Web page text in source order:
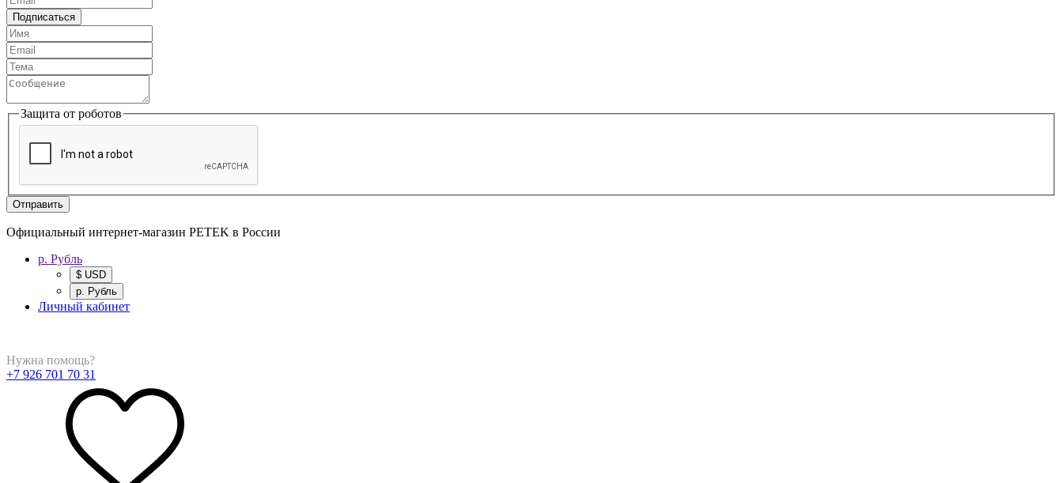
Подписаться
Защита от роботов
Отправить
Официальный интернет-магазин PETEK в России
р. Рубль
$ USD
р. Рубль
Личный кабинет
Нужна помощь?
+7 926 701 70 31